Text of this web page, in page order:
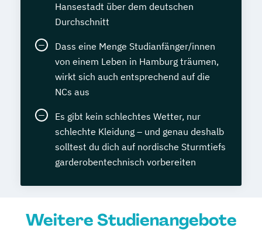
Hansestadt über dem deutschen
Durchschnitt
Dass eine Menge Studianfänger/innen
von einem Leben in Hamburg träumen,
wirkt sich auch entsprechend auf die
NCs aus
Es gibt kein schlechtes Wetter, nur
schlechte Kleidung – und genau deshalb
solltest du dich auf nordische Sturmtiefs
garderobentechnisch vorbereiten
Weitere Studienangebote